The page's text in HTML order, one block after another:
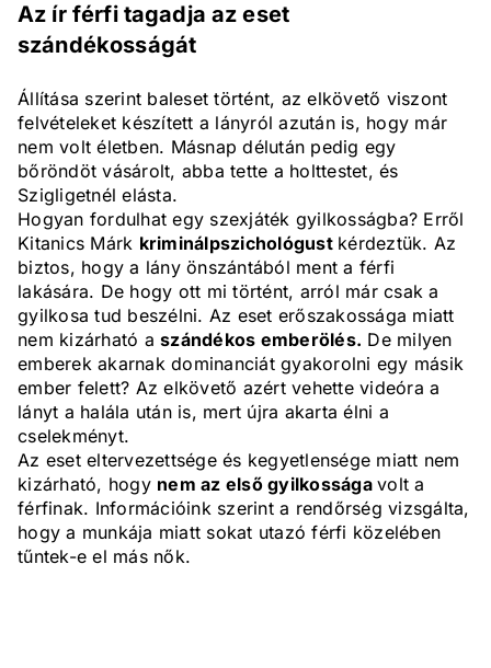
Az ír férfi tagadja az eset
szándékosságát
Állítása szerint baleset történt, az elkövető viszont
felvételeket készített a lányról azután is, hogy már
nem volt életben. Másnap délután pedig egy
bőröndöt vásárolt, abba tette a holttestet, és
Szigligetnél elásta.
Hogyan fordulhat egy szexjáték gyilkosságba? Erről
Kitanics Márk kriminálpszichológust kérdeztük. Az
biztos, hogy a lány önszántából ment a férfi
lakására. De hogy ott mi történt, arról már csak a
gyilkosa tud beszélni. Az eset erőszakossága miatt
nem kizárható a szándékos emberölés. De milyen
emberek akarnak dominanciát gyakorolni egy másik
ember felett? Az elkövető azért vehette videóra a
lányt a halála után is, mert újra akarta élni a
cselekményt.
Az eset eltervezettsége és kegyetlensége miatt nem
kizárható, hogy nem az első gyilkossága volt a
férfinak. Információink szerint a rendőrség vizsgálta,
hogy a munkája miatt sokat utazó férfi közelében
tűntek-e el más nők.